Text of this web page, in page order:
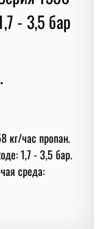
кг/час пропан.
1,7 - 3,5 бар.
среда: